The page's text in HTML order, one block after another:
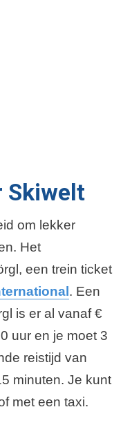
Skiwelt
om lekker
Het
een trein ticket
. Een
is er al vanaf €
uur en je moet 3
reistijd van
minuten. Je kunt
met een taxi.